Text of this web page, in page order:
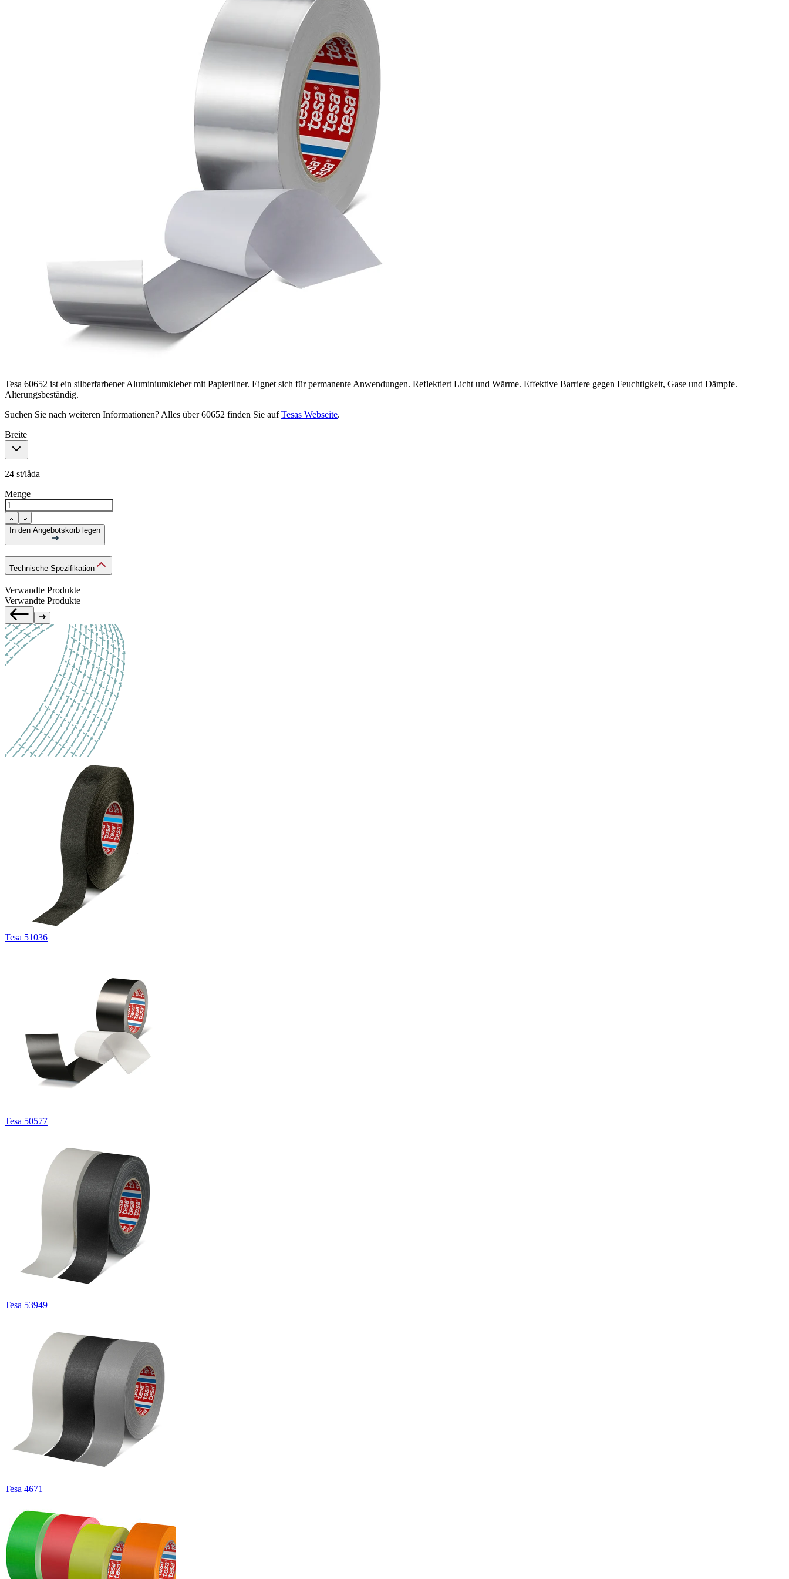
Tesa 60652 ist ein silberfarbener Aluminiumkleber mit Papierliner. Eignet sich für permanente Anwendungen. Reflektiert Licht und Wärme. Effektive Barriere gegen Feuchtigkeit, Gase und Dämpfe.
Alterungsbeständig.
Suchen Sie nach weiteren Informationen? Alles über 60652 finden Sie aufTesas Webseite.
Breite
24 st/låda
Menge
In den Angebotskorb legen
Technische Spezifikation
Verwandte Produkte
Verwandte Produkte
Tesa 51036
Tesa 50577
Tesa 53949
Tesa 4671